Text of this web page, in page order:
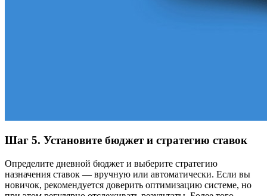
Шаг 5. Установите бюджет и стратегию ставок
Определите дневной бюджет и выберите стратегию
назначения ставок — вручную или автоматически. Если вы
новичок, рекомендуется доверить оптимизацию системе, но